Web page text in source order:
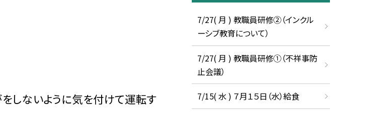
しないように気を付けて運転す
7/27( 月 ) 教職員研修②（インクル
ーシブ教育について）
7/27( 月 ) 教職員研修①（不祥事防
止会議）
7/15( 水 ) ７月１５日（水）給食